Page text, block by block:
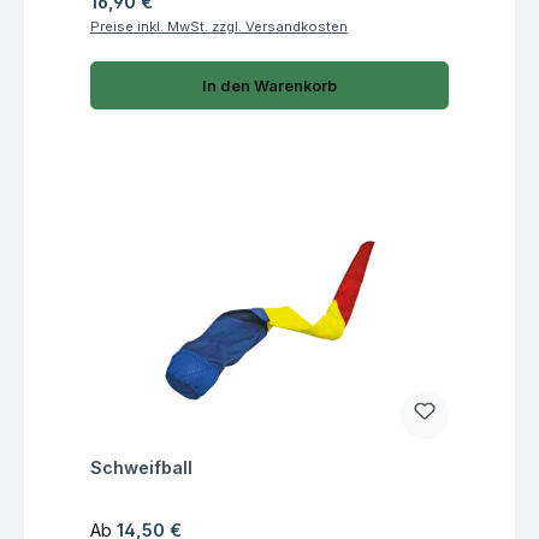
Preise inkl. MwSt. zzgl. Versandkosten
In den Warenkorb
Fragen zum Artikel
Schweifball
Regulärer Preis:
Ab 14,50 €